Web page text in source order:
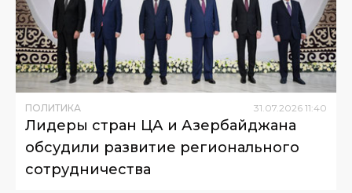
ПОЛИТИКА 31 07 2026 11:40
Лидеры стран ЦА и Азербайджана
обсудили развитие регионального
сотрудничества